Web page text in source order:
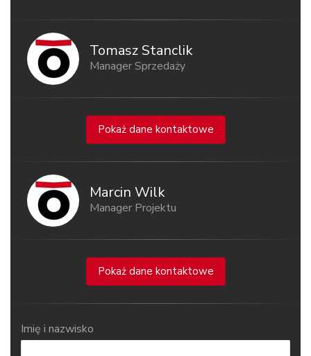
Tomasz Stanclik
Manager Sprzedaży
Pokaż dane kontaktowe
Marcin Wilk
Manager Projektu
Pokaż dane kontaktowe
Imię i nazwisko